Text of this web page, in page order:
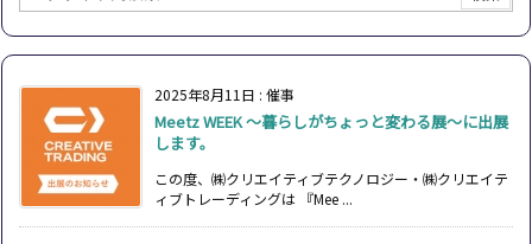
2025年8月11日 : 催事
Meetz WEEK ～暮らしがちょっと変わる展～に出展
します。
この度、㈱クリエイティブテクノロジー・㈱クリエイテ
ィブトレーディングは 『Mee ...